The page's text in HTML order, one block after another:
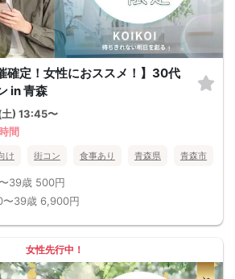
確定！女性におススメ！】30代
in 青森
) 13:45〜
間
け 街コン 食事あり 青森県 青森市
39歳 500円
〜39歳 6,900円
女性先行中！